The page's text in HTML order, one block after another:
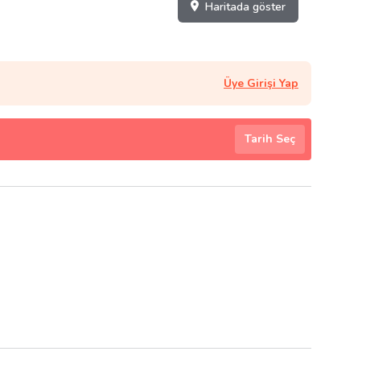
Haritada göster
Üye Girişi Yap
Tarih Seç